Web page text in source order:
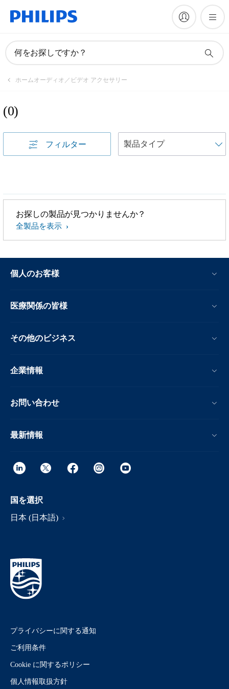
何をお探しですか？
ホームオーディオ／ビデオ アクセサリー
(0)
フィルター
お探しの製品が見つかりませんか？
全製品を表示
個人のお客様
医療関係の皆様
その他のビジネス
企業情報
お問い合わせ
最新情報
国を選択
日本 (日本語)
プライバシーに関する通知
ご利用条件
Cookie に関するポリシー
個人情報取扱方針